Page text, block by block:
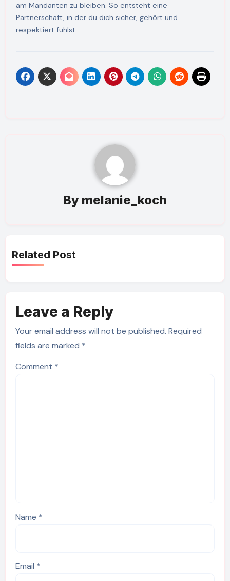
am Mandanten zu bleiben. So entsteht eine
Partnerschaft, in der du dich sicher, gehört und
respektiert fühlst.
By melanie_koch
Related Post
Leave a Reply
Your email address will not be published. Required
fields are marked *
Comment *
Name *
Email *